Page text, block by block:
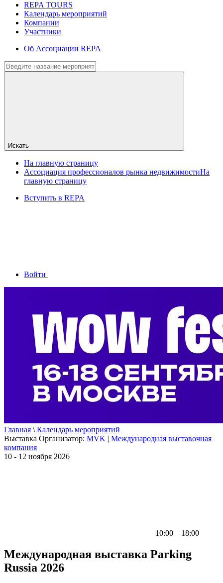
REPA TOURS
Календарь мероприятий
Компании
Участники
Об Ассоциации REPA
Искать
На главную страницу
Ассоциация профессионалов рынка недвижимостиНа
главную страницу
Вступить в REPA
Войти
Главная \ Календарь мероприятий
Выставка Организатор: MVK | Международная выставочная
компания
10 - 12 ноября 2026
10:00 – 18:00
Международная выставка Parking
Russia 2026